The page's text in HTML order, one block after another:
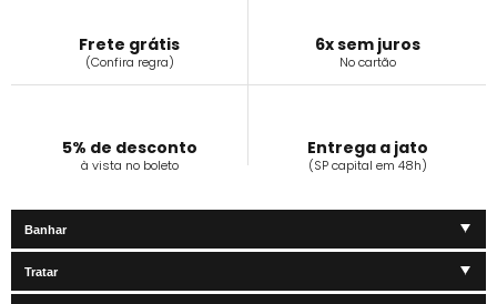
Frete grátis
(Confira regra)
6x sem juros
No cartão
5% de desconto
à vista no boleto
Entrega a jato
(SP capital em 48h)
Banhar
Tratar